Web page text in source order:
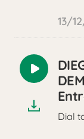
13/
audio
Dial